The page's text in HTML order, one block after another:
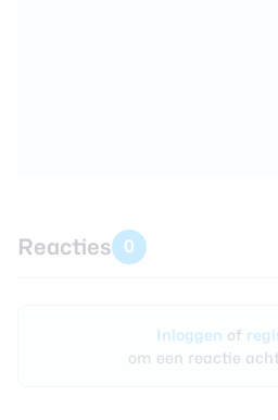
Reacties 0
Inloggen of
om een reactie